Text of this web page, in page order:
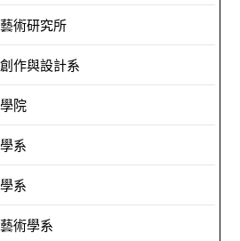
術研究所
作與設計系
院
系
系
術學系